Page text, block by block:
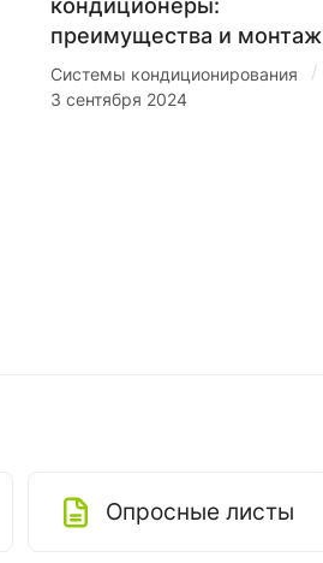
кондиционеры:
преимущества и монтаж
Системы кондиционирования /
3 сентября 2024
Опросные листы